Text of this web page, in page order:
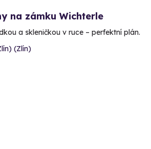
na zámku Wichterle
a skleničkou v ruce – perfektní plán.
(Zlín)